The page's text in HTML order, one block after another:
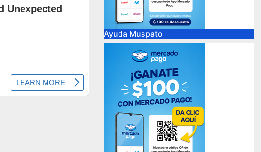
Ayuda Muspato